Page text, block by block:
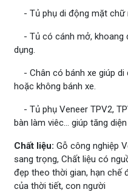
- Tủ phụ di động mặt chữ
- Tủ có cánh mở, khoang
dụng.
- Chân có bánh xe giúp di
hoặc không bánh xe.
- Tủ phụ Veneer TPV2,
bàn làm viêc... giúp tăng
Chất liệu: Gỗ công nghiệp
sang trọng, Chất liệu có
đẹp theo thời gian, hạn
của thời tiết, con người